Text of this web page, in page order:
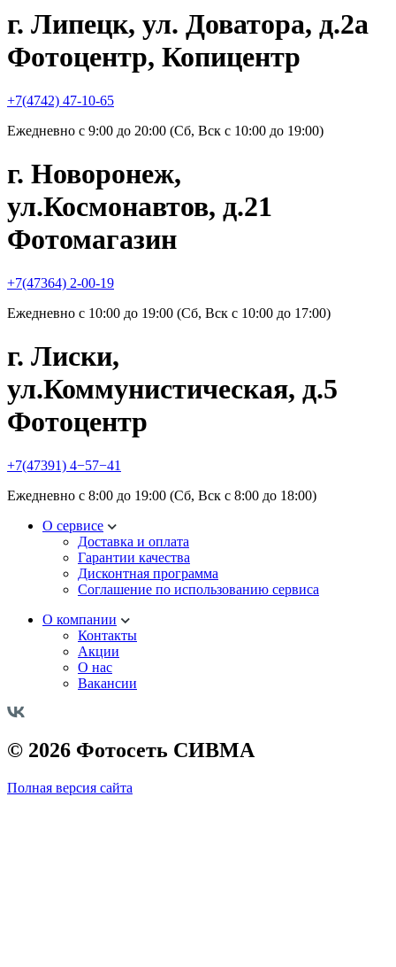
г. Липецк, ул. Доватора, д.2а
Фотоцентр, Копицентр
+7(4742) 47-10-65
Ежедневно с 9:00 до 20:00 (Сб, Вск с 10:00 до 19:00)
г. Новоронеж,
ул.Космонавтов, д.21
Фотомагазин
+7(47364) 2-00-19
Ежедневно с 10:00 до 19:00 (Сб, Вск с 10:00 до 17:00)
г. Лиски,
ул.Коммунистическая, д.5
Фотоцентр
+7(47391) 4−57−41
Ежедневно с 8:00 до 19:00 (Сб, Вск с 8:00 до 18:00)
О сервисе
Доставка и оплата
Гарантии качества
Дисконтная программа
Соглашение по использованию сервиса
О компании
Контакты
Акции
О нас
Вакансии
© 2026 Фотосеть СИВМА
Полная версия сайта